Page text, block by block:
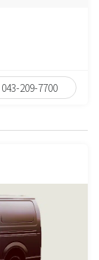
043-209-7700